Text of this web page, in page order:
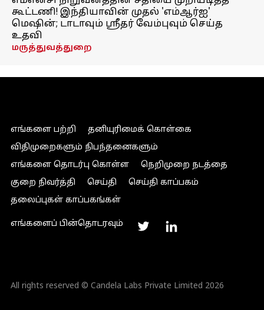
கூட்டணி! இந்தியாவின் முதல் 'எம்ஆர்ஐ'
மெஷின்; டாடாவும் ஸ்ரீதர் வேம்புவும் செய்த
உதவி
மருத்துவத்துறை
எங்களை பற்றி
தனியுரிமைக் கொள்கை
விதிமுறைகளும் நிபந்தனைகளும்
எங்களை தொடர்பு கொள்ள
நெறிமுறை நடத்தை
குறை நிவர்த்தி
செய்தி
செய்தி காப்பகம்
தலைப்புகள் காப்பகங்கள்
எங்களைப் பின்தொடரவும்
All rights reserved © Candela Labs Private Limited 2026